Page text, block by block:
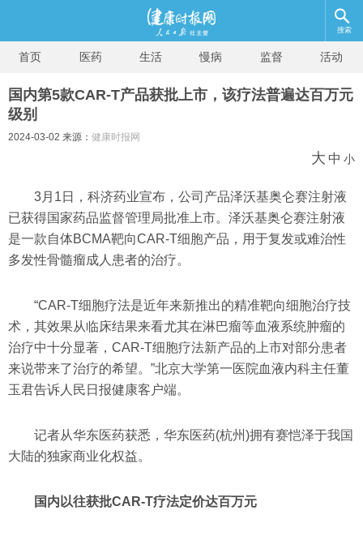
搜索
首页 医药 生活 慢病 监督 活动
国内第5款CAR-T产品获批上市，该疗法普遍达百万元
级别
2024-03-02 来源： 健康时报网
大 中 小
3月1日，科济药业宣布，公司产品泽沃基奥仑赛注射液
已获得国家药品监督管理局批准上市。泽沃基奥仑赛注射液
是一款自体BCMA靶向CAR-T细胞产品，用于复发或难治性
多发性骨髓瘤成人患者的治疗。
“CAR-T细胞疗法是近年来新推出的精准靶向细胞治疗技
术，其效果从临床结果来看尤其在淋巴瘤等血液系统肿瘤的
治疗中十分显著，CAR-T细胞疗法新产品的上市对部分患者
来说带来了治疗的希望。”北京大学第一医院血液内科主任董
玉君告诉人民日报健康客户端。
记者从华东医药获悉，华东医药(杭州)拥有赛恺泽于我国
大陆的独家商业化权益。
国内以往获批CAR-T疗法定价达百万元